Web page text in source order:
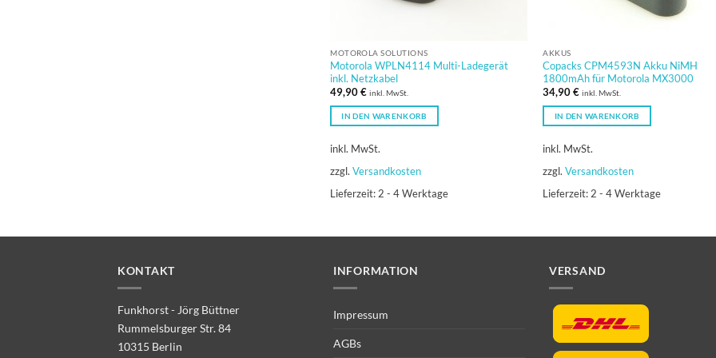
MOTOROLA SOLUTIONS
Motorola WPLN4114 Multi-Ladegerät
inkl. Netzkabel
49,90€ inkl. MwSt.
IN DEN WARENKORB
inkl. MwSt.
zzgl.Versandkosten
Lieferzeit: 2 - 4 Werktage
AKKUS
Copacks CPM4593N Akku NiMH
1800mAh für Motorola MX3000
34,90€ inkl. MwSt.
IN DEN WARENKORB
inkl. MwSt.
zzgl.Versandkosten
Lieferzeit: 2 - 4 Werktage
KONTAKT
Funkhorst - Jörg Büttner
Rummelsburger Str. 84
10315 Berlin
INFORMATION
Impressum
AGBs
VERSAND